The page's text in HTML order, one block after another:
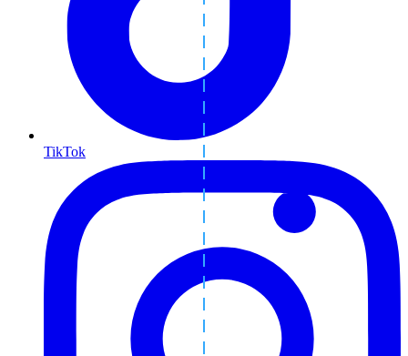
TikTok